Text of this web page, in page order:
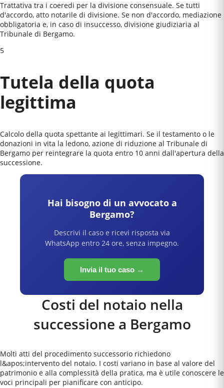
Trattativa tra i coeredi per la divisione consensuale. Se tutti
d'accordo, atto notarile di divisione. Se non d'accordo, mediazione
obbligatoria e, in caso di insuccesso, divisione giudiziaria al
Tribunale di Bergamo.
5
Tutela della quota
legittima
Calcolo della quota spettante ai legittimari. Se il testamento o le
donazioni in vita la ledono, azione di riduzione al Tribunale di
Bergamo per reintegrare la quota entro 10 anni dall'apertura della
successione.
Hai bisogno di un avvocato a
Bergamo?
Descrivi il caso e ricevi risposta via
WhatsApp entro 24 ore, senza impegno.
Invia il tuo caso →
Costi del notaio nella
successione a Bergamo
Molti atti del procedimento successorio richiedono
l&apos;intervento del notaio. I costi variano in base al valore del
patrimonio e alla complessità della pratica, ma è utile conoscere le
voci principali per pianificare con anticipo.